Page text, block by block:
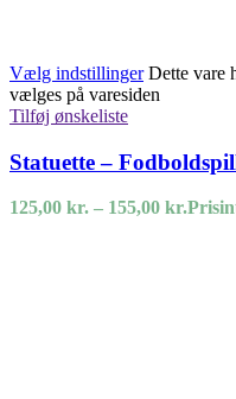
Vælg indstillinger Dette vare
vælges på varesiden
Tilføj ønskeliste
Statuette –
125,00 kr. – 155,00 kr.